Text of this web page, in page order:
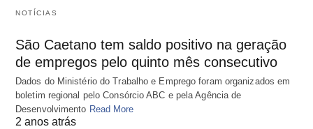
NOTÍCIAS
São Caetano tem saldo positivo na geração
de empregos pelo quinto mês consecutivo
Dados do Ministério do Trabalho e Emprego foram organizados em
boletim regional pelo Consórcio ABC e pela Agência de
Desenvolvimento Read More
2 anos atrás